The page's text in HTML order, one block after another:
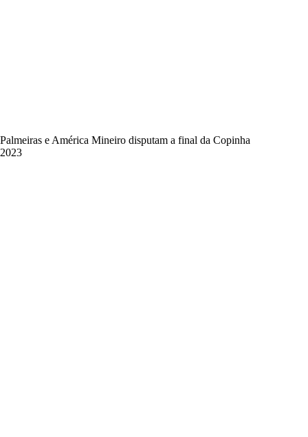
Palmeiras e América Mineiro disputam a final da Copinha
2023